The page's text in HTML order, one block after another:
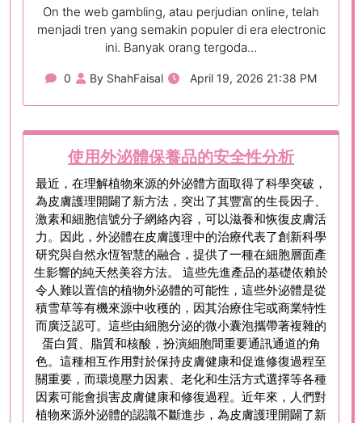
On the web gambling, atau perjudian online, telah
menjadi tren yang semakin populer di era electronic
ini. Banyak orang tergoda…
0 By ShahFaisal April 19, 2026 21:38 PM
使用外泌體保養品的安全性分析
最近，在理解植物來源的外泌體方面取得了科學突破，
為皮膚護理開闢了新方法，突出了其豐富的生長因子、
激素和細胞信號分子網絡內容，可以滋養和恢復皮膚活
力。因此，外泌體在皮膚護理中的治療代表了創新科學
研究與自然永恆智慧的融合，提供了一種在細胞層面產
生影響的純天然美容方法。 這些先進產品的基礎依賴於
令人難以置信的植物外泌體的可能性，這些外泌體是從
積雪草等有機來源中收穫的，因其治療住宅或商業特性
而廣泛認可。這些由細胞分泌的微小囊泡攜帶著複雜的
蛋白質、脂質和核酸，扮演細胞間重要通訊通道的角
色。這種相互作用對於保持皮膚健康和促進修復過程至
關重要，而環境壓力因素、老化和生活方式選擇等各種
因素可能會損害皮膚健康和修復過程。近年來，人們對
植物來源外泌體的認識不斷進步，為皮膚護理開闢了新